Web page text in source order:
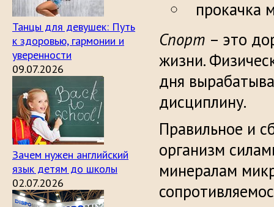
Танцы для девушек: Путь
к здоровью, гармонии и
уверенности
09.07.2026
Зачем нужен английский
язык детям до школы
02.07.2026
прокачка
Спорт – это
жизни.
дня
дисциплину.
Правильное и
организм
минералам